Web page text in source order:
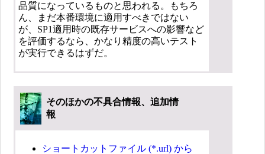
品質になっているものと思われる。もちろ
ん、まだ本番環境に適用すべきではない
が、SP1適用時の既存サービスへの影響など
を評価するなら、かなり精度の高いテスト
が実行できるはずだ。
そのほかの不具合情報、追加情
報
ショートカットファイル (*.url) から